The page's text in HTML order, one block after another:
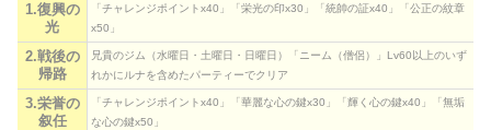
1.復興の
光
「チャレンジポイントx40」「栄光の印x30」「統帥の証x40」「公正の紋章
x50」
2.戦後の
帰路
兄貴のジム（水曜日・土曜日・日曜日）「ニーム（僧侶）」Lv60以上のいず
れかにルナを含めたパーティーでクリア
3.栄誉の
叙任
「チャレンジポイントx40」「華麗な心の鍵x30」「輝く心の鍵x40」「無垢
な心の鍵x50」